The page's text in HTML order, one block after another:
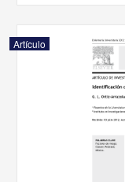
Artículo